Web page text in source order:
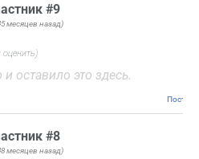
#9
месяцев назад)
оценить)
и оставило это здесь.
#8
месяцев назад)